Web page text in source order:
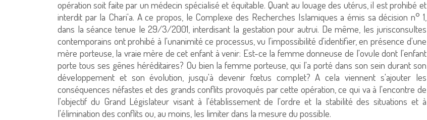
opération soit faite par un médecin spécialisé et équitable. Quant au louage des utérus, il est prohibé et
interdit par la Chari'a. A ce propos, le Complexe des Recherches Islamiques a émis sa décision n° 1,
dans la séance tenue le 29/3/2001, interdisant la gestation pour autrui. De même, les jurisconsultes
contemporains ont prohibé à l'unanimité ce processus, vu l'impossibilité d'identifier, en présence d'une
mère porteuse, la vraie mère de cet enfant à venir: Est-ce la femme donneuse de l'ovule dont l'enfant
porte tous ses gênes héréditaires? Ou bien la femme porteuse, qui l'a porté dans son sein durant son
développement et son évolution, jusqu'à devenir fœtus complet? A cela viennent s'ajouter les
conséquences néfastes et des grands conflits provoqués par cette opération, ce qui va à l'encontre de
l'objectif du Grand Législateur visant à l'établissement de l'ordre et la stabilité des situations et à
l'élimination des conflits ou, au moins, les limiter dans la mesure du possible.